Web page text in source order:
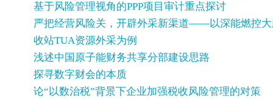
基于风险管理视角的PPP项目审计重点探讨
严把经营风险关，开辟外采新渠道——以深能燃控大
收站TUA资源外采为例
浅述中国原子能财务共享分部建设思路
探寻数字财会的本质
论“以数治税”背景下企业加强税收风险管理的对策